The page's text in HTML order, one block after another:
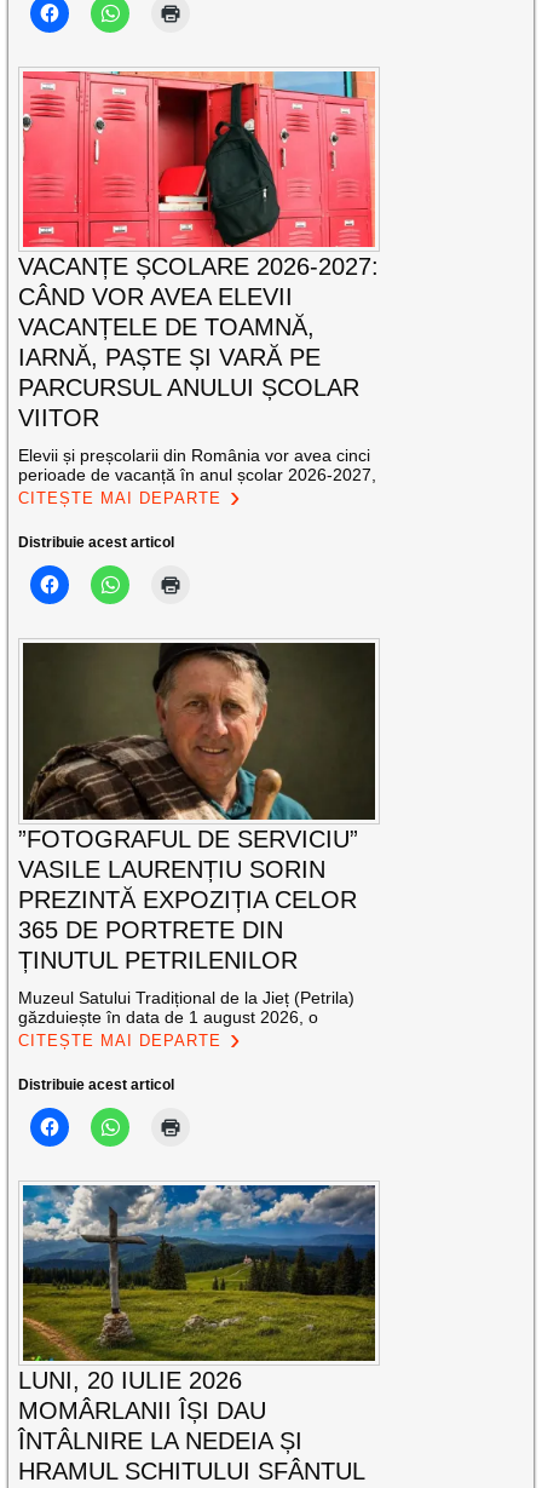
VACANȚE ȘCOLARE 2026-2027:
CÂND VOR AVEA ELEVII
VACANȚELE DE TOAMNĂ,
IARNĂ, PAȘTE ȘI VARĂ PE
PARCURSUL ANULUI ȘCOLAR
VIITOR
Elevii și preșcolarii din România vor avea cinci
perioade de vacanță în anul școlar 2026-2027,
CITEȘTE MAI DEPARTE
Distribuie acest articol
”FOTOGRAFUL DE SERVICIU”
VASILE LAURENȚIU SORIN
PREZINTĂ EXPOZIȚIA CELOR
365 DE PORTRETE DIN
ȚINUTUL PETRILENILOR
Muzeul Satului Tradițional de la Jieț (Petrila)
găzduiește în data de 1 august 2026, o
CITEȘTE MAI DEPARTE
Distribuie acest articol
LUNI, 20 IULIE 2026
MOMÂRLANII ÎȘI DAU
ÎNTÂLNIRE LA NEDEIA ȘI
HRAMUL SCHITULUI SFÂNTUL